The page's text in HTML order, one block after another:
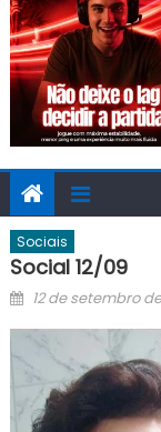
Sociais
Social 12/09
Posted
12 de setembro